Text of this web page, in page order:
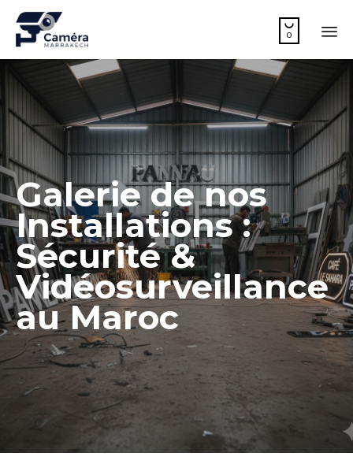

0
Galerie de nos
Installations :
Sécurité &
Vidéosurveillance
au Maroc